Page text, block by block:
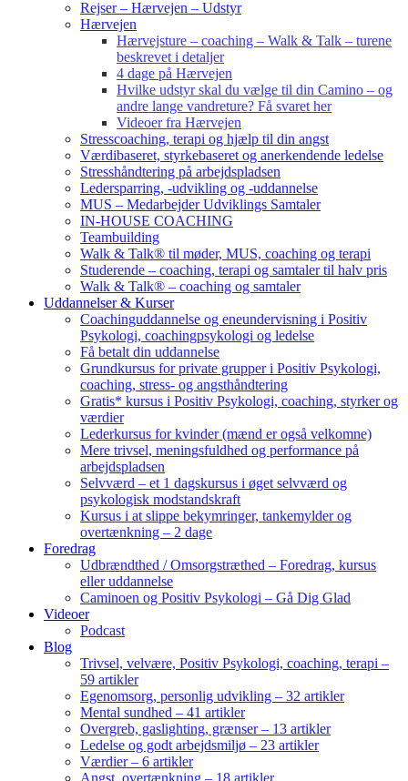
Rejser – Hærvejen – Udstyr
Hærvejen
Hærvejsture – coaching – Walk & Talk – turene
beskrevet i detaljer
4 dage på Hærvejen
Hvilke udstyr skal du vælge til din Camino – og
andre lange vandreture? Få svaret her
Videoer fra Hærvejen
Stresscoaching, terapi og hjælp til din angst
Værdibaseret, styrkebaseret og anerkendende ledelse
Stresshåndtering på arbejdspladsen
Ledersparring, -udvikling og -uddannelse
MUS – Medarbejder Udviklings Samtaler
IN-HOUSE COACHING
Teambuilding
Walk & Talk® til møder, MUS, coaching og terapi
Studerende – coaching, terapi og samtaler til halv pris
Walk & Talk® – coaching og samtaler
Uddannelser & Kurser
Coachinguddannelse og eneundervisning i Positiv
Psykologi, coachingpsykologi og ledelse
Få betalt din uddannelse
Grundkursus for private grupper i Positiv Psykologi,
coaching, stress- og angsthåndtering
Gratis* kursus i Positiv Psykologi, coaching, styrker og
værdier
Lederkursus for kvinder (mænd er også velkomne)
Mere trivsel, meningsfuldhed og performance på
arbejdspladsen
Selvværd – et 1 dagskursus i øget selvværd og
psykologisk modstandskraft
Kursus i at slippe bekymringer, tankemylder og
overtænkning – 2 dage
Foredrag
Udbrændthed / Omsorgstræthed – Foredrag, kursus
eller uddannelse
Caminoen og Positiv Psykologi – Gå Dig Glad
Videoer
Podcast
Blog
Trivsel, velvære, Positiv Psykologi, coaching, terapi –
59 artikler
Egenomsorg, personlig udvikling – 32 artikler
Mental sundhed – 41 artikler
Overgreb, gaslighting, grænser – 13 artikler
Ledelse og godt arbejdsmiljø – 23 artikler
Værdier – 6 artikler
Angst, overtænkning – 18 artikler